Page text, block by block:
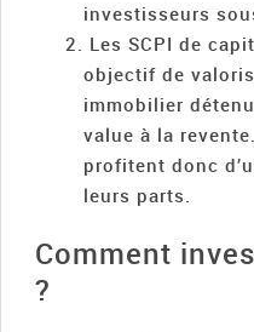
investisseurs
Les SCPI de
objectif de
immobilier
value à la
profitent donc
leurs parts.
Comment
?